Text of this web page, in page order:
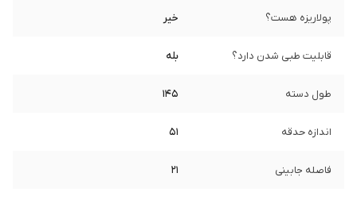
پولاریزه هست؟ خیر
قابلیت طبی شدن دارد؟ بله
طول دسته 145
اندازه حدقه 51
فاصله جابینی 21